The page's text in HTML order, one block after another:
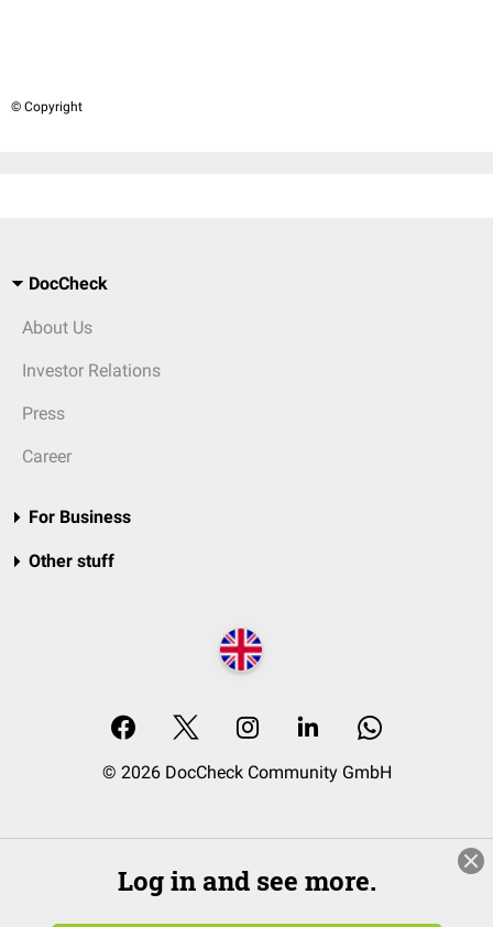
© Copyright
DocCheck
About Us
Investor Relations
Press
Career
For Business
Other stuff
© 2026 DocCheck Community GmbH
Log in and see more.